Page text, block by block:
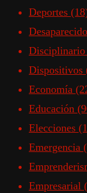
Deportes
Disciplinario
Dispositivos
Economía
Educación
Elecciones
Emergencia
Empresarial